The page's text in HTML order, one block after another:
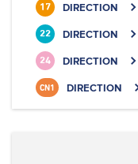
17 DIRECTION
22 DIRECTION
24 DIRECTION
CN1 DIRECTION